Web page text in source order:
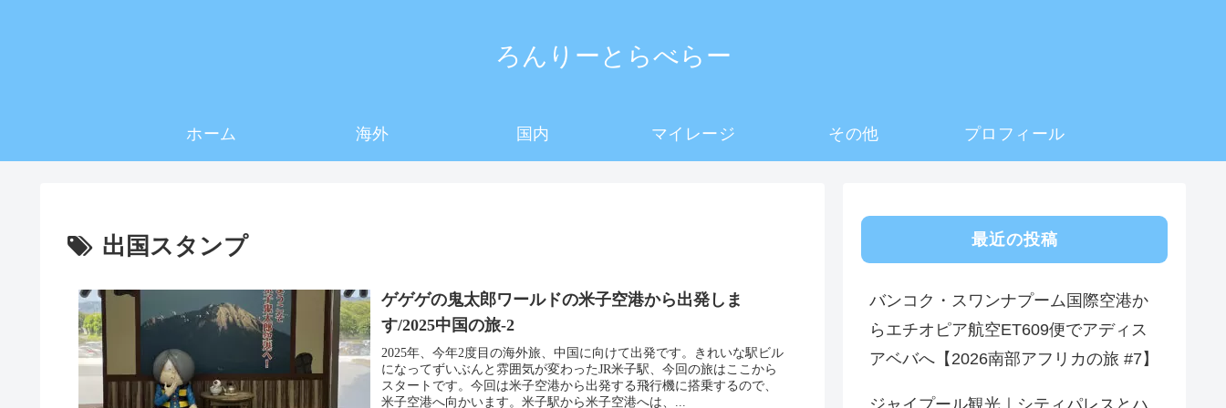
ろんりーとらべらー
ホーム 海外 国内 マイレージ その他 プロフィール
出国スタンプ
ゲゲゲの鬼太郎ワールドの米子空港から出発しま
す/2025中国の旅-2
2025年、今年2度目の海外旅、中国に向けて出発です。きれいな駅ビル
になってずいぶんと雰囲気が変わったJR米子駅、今回の旅はここから
スタートです。今回は米子空港から出発する飛行機に搭乗するので、
米子空港へ向かいます。米子駅から米子空港へは、...
最近の投稿
バンコク・スワンナプーム国際空港か
らエチオピア航空ET609便でアディス
アベバへ【2026南部アフリカの旅 #7】
ジャイプール観光｜シティパレスとハ